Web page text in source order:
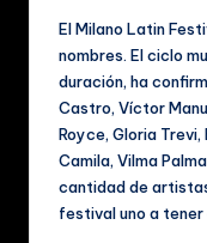
El Milano Latin
nombres. El ciclo
duración, ha
Castro, Víctor
Royce, Gloria
Camila, Vilma
cantidad de
festival uno a tener